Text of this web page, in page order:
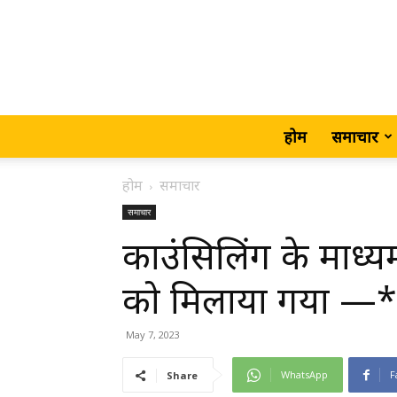
होम समाचार
होम समाचार
समाचार
काउंसिलिंग के
को मिलाया गया —*
May 7, 2023
Share WhatsApp